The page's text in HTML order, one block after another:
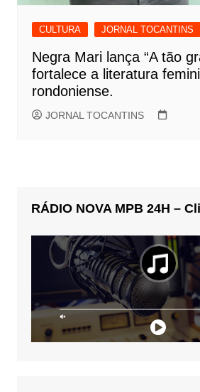
CULTURA JORNAL TOCANTINS
Negra Mari lança “A tão
fortalece a literatura
rondoniense.
JORNAL TOCANTINS
RÁDIO NOVA MPB 24H –